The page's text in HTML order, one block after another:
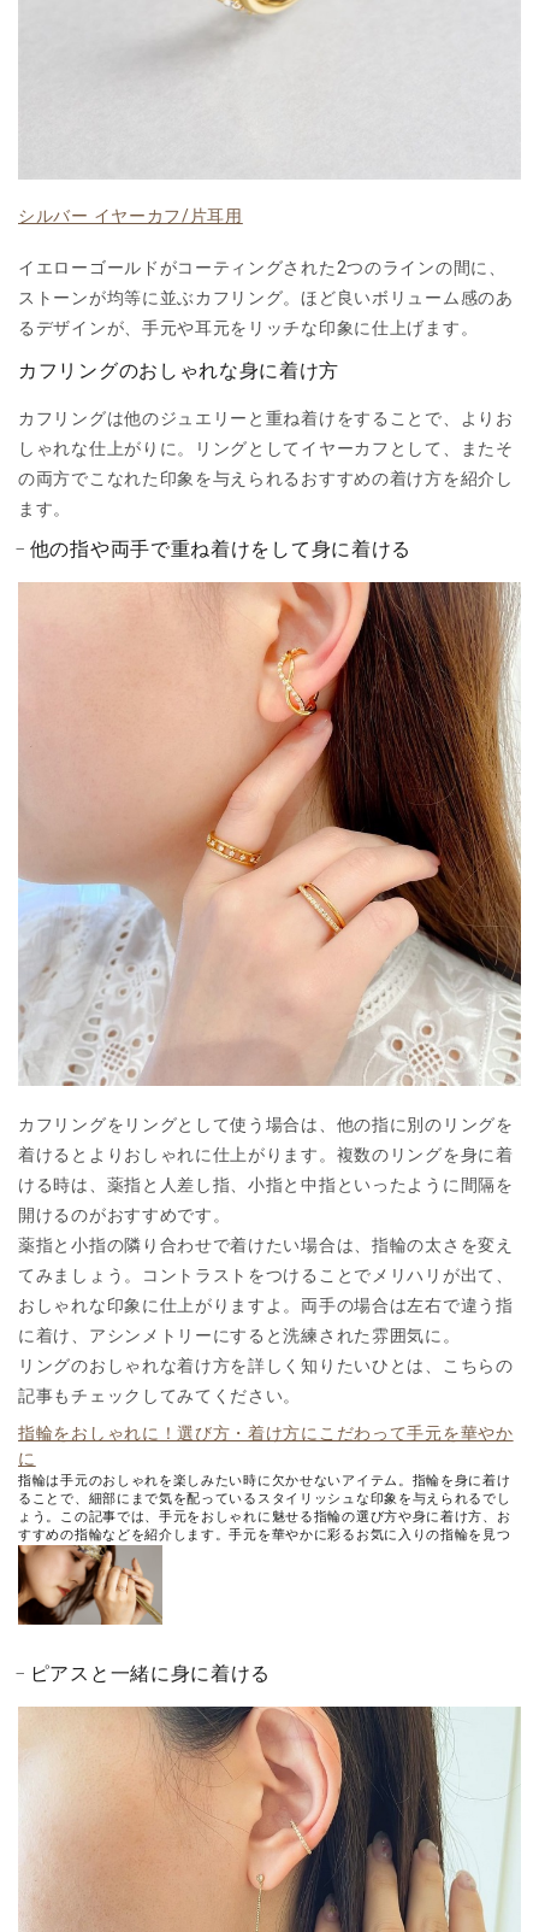
シルバー イヤーカフ/片耳用
イエローゴールドがコーティングされた2つのラインの間に、
ストーンが均等に並ぶカフリング。ほど良いボリューム感のあ
るデザインが、手元や耳元をリッチな印象に仕上げます。
カフリングのおしゃれな身に着け方
カフリングは他のジュエリーと重ね着けをすることで、よりお
しゃれな仕上がりに。リングとしてイヤーカフとして、またそ
の両方でこなれた印象を与えられるおすすめの着け方を紹介し
ます。
他の指や両手で重ね着けをして身に着ける
カフリングをリングとして使う場合は、他の指に別のリングを
着けるとよりおしゃれに仕上がります。複数のリングを身に着
ける時は、薬指と人差し指、小指と中指といったように間隔を
開けるのがおすすめです。
薬指と小指の隣り合わせで着けたい場合は、指輪の太さを変え
てみましょう。コントラストをつけることでメリハリが出て、
おしゃれな印象に仕上がりますよ。両手の場合は左右で違う指
に着け、アシンメトリーにすると洗練された雰囲気に。
リングのおしゃれな着け方を詳しく知りたいひとは、こちらの
記事もチェックしてみてください。
指輪をおしゃれに！選び方・着け方にこだわって手元を華やか
に
指輪は手元のおしゃれを楽しみたい時に欠かせないアイテム。指輪を身に着け
ることで、細部にまで気を配っているスタイリッシュな印象を与えられるでし
ょう。この記事では、手元をおしゃれに魅せる指輪の選び方や身に着け方、お
すすめの指輪などを紹介します。手元を華やかに彩るお気に入りの指輪を見つ
けてください。
ピアスと一緒に身に着ける